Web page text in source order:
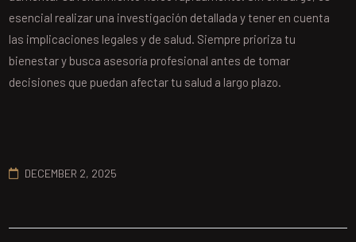
esencial realizar una investigación detallada y tener en cuenta
las implicaciones legales y de salud. Siempre prioriza tu
bienestar y busca asesoría profesional antes de tomar
decisiones que puedan afectar tu salud a largo plazo.
DECEMBER 2, 2025